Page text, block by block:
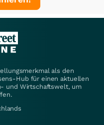
als den
Hub für einen aktuellen
und Wirtschaftswelt, um